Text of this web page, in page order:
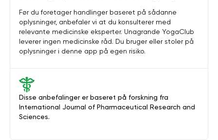
Disse anbefalinger er baseret på forskning fra
International Journal of Pharmaceutical Research and
Sciences.
Før du foretager handlinger baseret på sådanne
oplysninger, anbefaler vi at du konsulterer med
relevante medicinske eksperter. Unagrande YogaClub
leverer ingen medicinske råd. Du bruger eller stoler på
oplysninger i denne app på egen risiko.